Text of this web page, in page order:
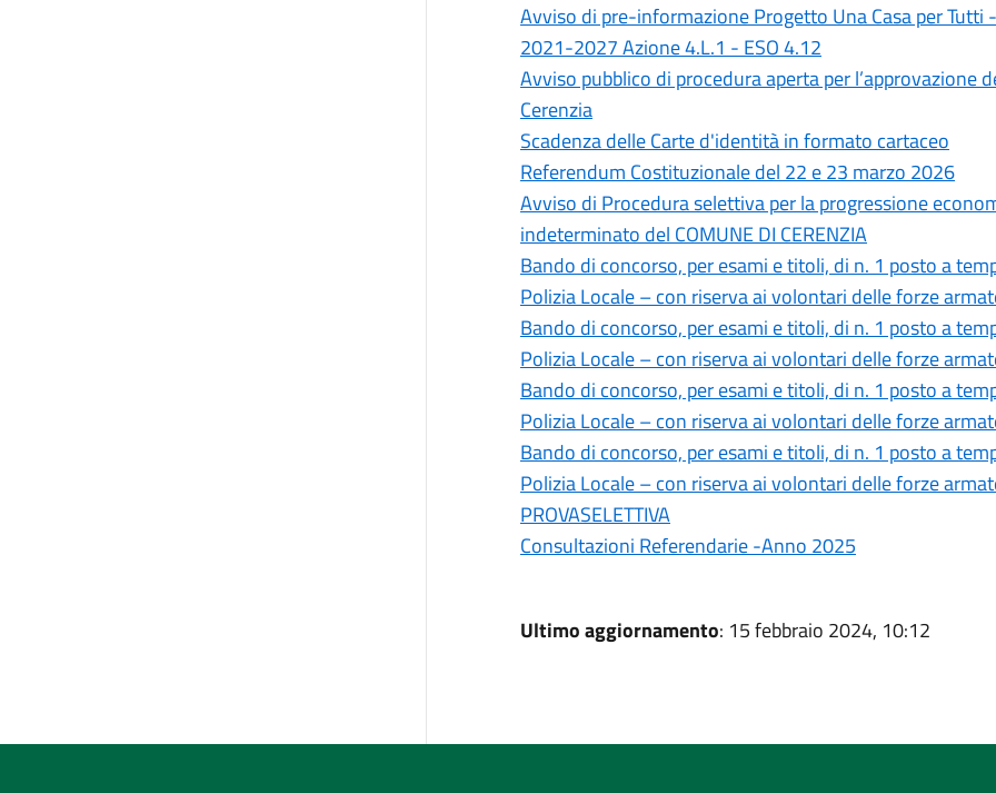
Avviso di pre-informazione Progetto Una Casa per Tutti
2021-2027 Azione 4.L.1 - ESO 4.12
Avviso pubblico di procedura aperta per l’approvazione
Cerenzia
Scadenza delle Carte d'identità in formato cartaceo
Referendum Costituzionale del 22 e 23 marzo 2026
Avviso di Procedura selettiva per la progressione
indeterminato del COMUNE DI CERENZIA
Bando di concorso, per esami e titoli, di n. 1 posto a
Polizia Locale – con riserva ai volontari delle forze
Bando di concorso, per esami e titoli, di n. 1 posto a
Polizia Locale – con riserva ai volontari delle forze
Bando di concorso, per esami e titoli, di n. 1 posto a
Polizia Locale – con riserva ai volontari delle forze
Bando di concorso, per esami e titoli, di n. 1 posto a
Polizia Locale – con riserva ai volontari delle forze
PROVASELETTIVA
Consultazioni Referendarie -Anno 2025
Ultimo aggiornamento: 15 febbraio 2024, 10:12